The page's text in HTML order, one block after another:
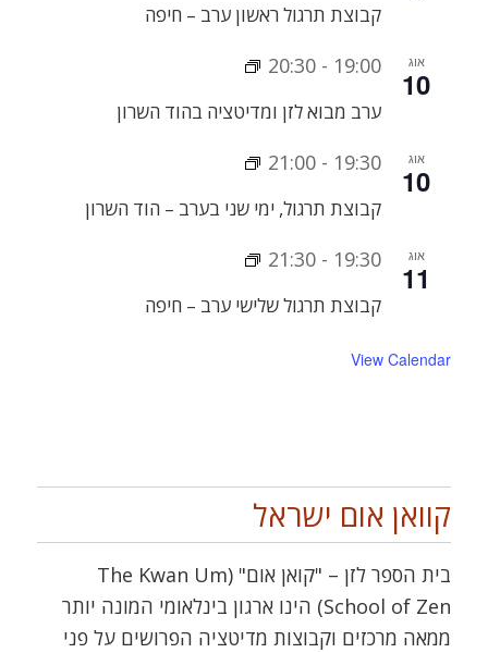
קבוצת תרגול ראשון ערב – חיפה
אוג
10
19:00
-
20:30
ערב מבוא לזן ומדיטציה בהוד השרון
אוג
10
19:30
-
21:00
קבוצת תרגול, ימי שני בערב – הוד השרון
אוג
11
19:30
-
21:30
קבוצת תרגול שלישי ערב – חיפה
View Calendar
קוואן אום ישראל
בית הספר לזן – "קואן אום" (The Kwan Um
School of Zen) הינו ארגון בינלאומי המונה יותר
ממאה מרכזים וקבוצות מדיטציה הפרושים על פני